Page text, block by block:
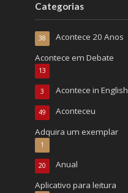
Categorias
Acontece 20 Anos
38
Acontece em Debate
13
Acontece in English
3
Aconteceu
49
Adquira um exemplar
1
Anual
20
Aplicativo para leitura